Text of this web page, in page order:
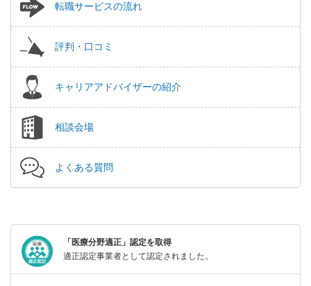
転職サービスの流れ
評判・口コミ
キャリアアドバイザーの紹介
相談会場
よくある質問
「医療分野適正」認定を取得
適正認定事業者として認定されました。